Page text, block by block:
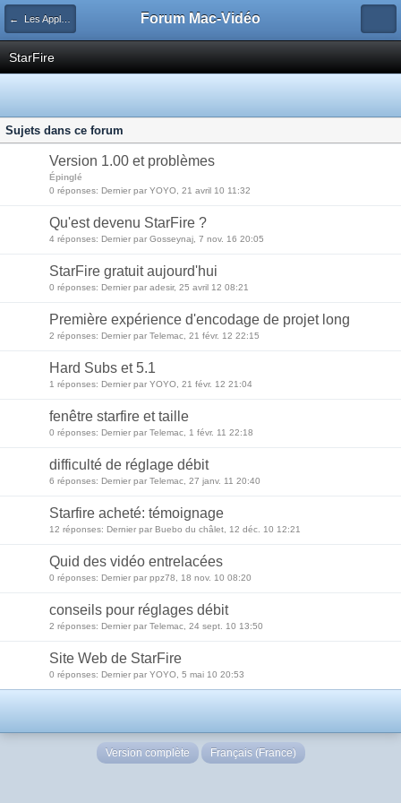
← Les Applications Vidéo Forum Mac-Vidéo
StarFire
Sujets dans ce forum
Version 1.00 et problèmes
Épinglé
0 réponses: Dernier par YOYO, 21 avril 10 11:32
Qu'est devenu StarFire ?
4 réponses: Dernier par Gosseynaj, 7 nov. 16 20:05
StarFire gratuit aujourd'hui
0 réponses: Dernier par adesir, 25 avril 12 08:21
Première expérience d'encodage de projet long
2 réponses: Dernier par Telemac, 21 févr. 12 22:15
Hard Subs et 5.1
1 réponses: Dernier par YOYO, 21 févr. 12 21:04
fenêtre starfire et taille
0 réponses: Dernier par Telemac, 1 févr. 11 22:18
difficulté de réglage débit
6 réponses: Dernier par Telemac, 27 janv. 11 20:40
Starfire acheté: témoignage
12 réponses: Dernier par Buebo du châlet, 12 déc. 10 12:21
Quid des vidéo entrelacées
0 réponses: Dernier par ppz78, 18 nov. 10 08:20
conseils pour réglages débit
2 réponses: Dernier par Telemac, 24 sept. 10 13:50
Site Web de StarFire
0 réponses: Dernier par YOYO, 5 mai 10 20:53
Version complète Français (France)